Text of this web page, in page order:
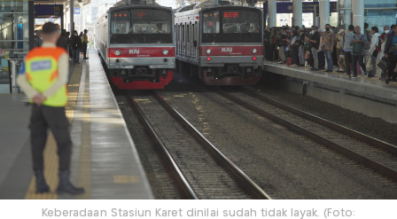
Keberadaan Stasiun Karet dinilai sudah tidak layak. (Foto: